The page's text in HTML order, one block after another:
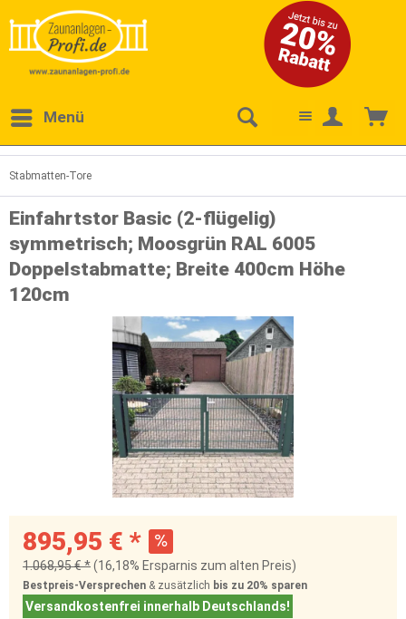
Menü
Stabmatten-Tore
Einfahrtstor Basic (2-flügelig)
symmetrisch; Moosgrün RAL 6005
Doppelstabmatte; Breite 400cm Höhe
120cm
895,95 € *
1.068,95 € *(16,18% Ersparnis zum alten Preis)
Bestpreis-Versprechen & zusätzlich bis zu 20% sparen
Versandkostenfrei innerhalb Deutschlands!